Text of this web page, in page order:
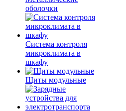
оболочки
Система контроля
микроклимата в
шкафу
Щиты модульные